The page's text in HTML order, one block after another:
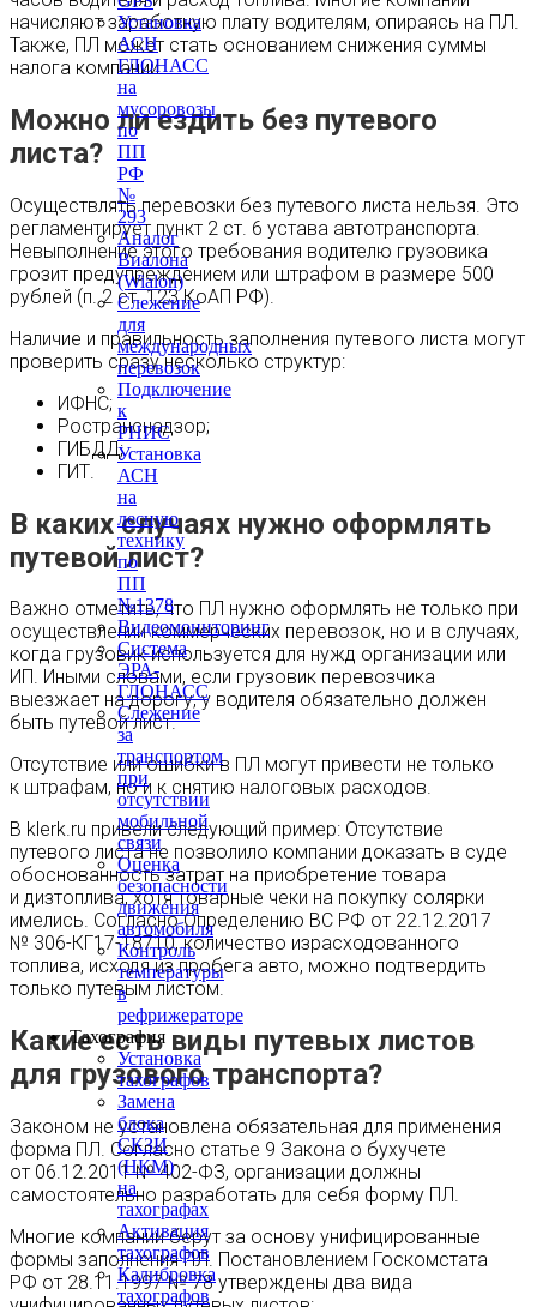
Установка
АСН
ГЛОНАСС
на
мусоровозы
по
ПП
РФ
№
293
Аналог
Виалона
(Wialon)
Слежение
для
международных
перевозок
Подключение
к
РНИС
Установка
АСН
на
лесную
технику
по
ПП
№1378
Видеомониторинг
Система
ЭРА-
ГЛОНАСС
Слежение
за
транспортом
при
отсутствии
мобильной
связи
Оценка
безопасности
движения
автомобиля
Контроль
температуры
в
рефрижераторе
Тахография
Установка
тахографов
Замена
блока
СКЗИ
(НКМ)
на
тахографах
Активация
тахографов
Калибровка
тахографов
начисляют заработную плату водителям, опираясь на ПЛ.
Также, ПЛ может стать основанием снижения суммы
налога компании.
Можно ли ездить без путевого
листа?
Осуществлять перевозки без путевого листа нельзя. Это
регламентирует пункт 2 ст. 6 устава автотранспорта.
Невыполнение этого требования водителю грузовика
грозит предупреждением или штрафом в размере 500
рублей (п. 2 ст. 123 КоАП РФ).
Наличие и правильность заполнения путевого листа могут
проверить сразу несколько структур:
ИФНС;
Ространснадзор;
ГИБДД;
ГИТ.
В каких случаях нужно оформлять
путевой лист?
Важно отметить, что ПЛ нужно оформлять не только при
осуществлении коммерческих перевозок, но и в случаях,
когда грузовик используется для нужд организации или
ИП. Иными словами, если грузовик перевозчика
выезжает на дорогу, у водителя обязательно должен
быть путевой лист.
Отсутствие или ошибки в ПЛ могут привести не только
к штрафам, но и к снятию налоговых расходов.
В klerk.ru привели следующий пример: Отсутствие
путевого листа не позволило компании доказать в суде
обоснованность затрат на приобретение товара
и дизтоплива, хотя товарные чеки на покупку солярки
имелись. Согласно Определению ВС РФ от 22.12.2017
№ 306-КГ17-18710, количество израсходованного
топлива, исходя из пробега авто, можно подтвердить
только путевым листом.
Какие есть виды путевых листов
для грузового транспорта?
Законом не установлена обязательная для применения
форма ПЛ. Согласно статье 9 Закона о бухучете
от 06.12.2011 № 402-ФЗ, организации должны
самостоятельно разработать для себя форму ПЛ.
Многие компании берут за основу унифицированные
формы заполнения ПЛ. Постановлением Госкомстата
РФ от 28.11.1997 № 78 утверждены два вида